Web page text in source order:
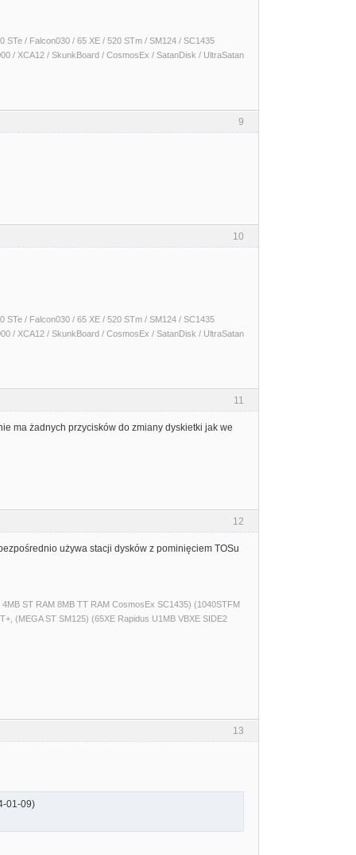
STe / Falcon030 / 65 XE / 520 STm / SM124 / SC1435
/ XCA12 / SkunkBoard / CosmosEx / SatanDisk / UltraSatan
9
10
STe / Falcon030 / 65 XE / 520 STm / SM124 / SC1435
/ XCA12 / SkunkBoard / CosmosEx / SatanDisk / UltraSatan
11
ma żadnych przycisków do zmiany dyskietki jak we
12
używa stacji dysków z pominięciem TOSu
ST RAM 8MB TT RAM CosmosEx SC1435) (1040STFM
(MEGA ST SM125) (65XE Rapidus U1MB VBXE SIDE2
13
01-09)